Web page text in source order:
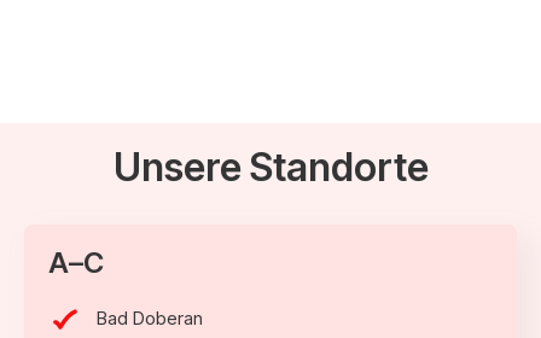
Unsere Standorte
A–C
Bad Doberan